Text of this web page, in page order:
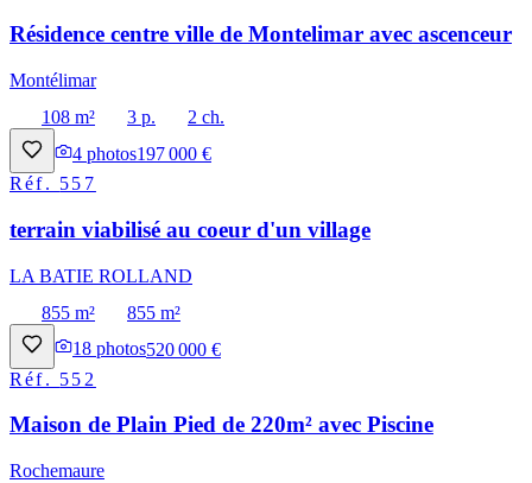
Résidence centre ville de Montelimar avec ascenceur
Montélimar
108 m²
3 p.
2 ch.
4 photos197 000 €
Réf. 557
terrain viabilisé au coeur d'un village
LA BATIE ROLLAND
855 m²
855 m²
18 photos520 000 €
Réf. 552
Maison de Plain Pied de 220m² avec Piscine
Rochemaure